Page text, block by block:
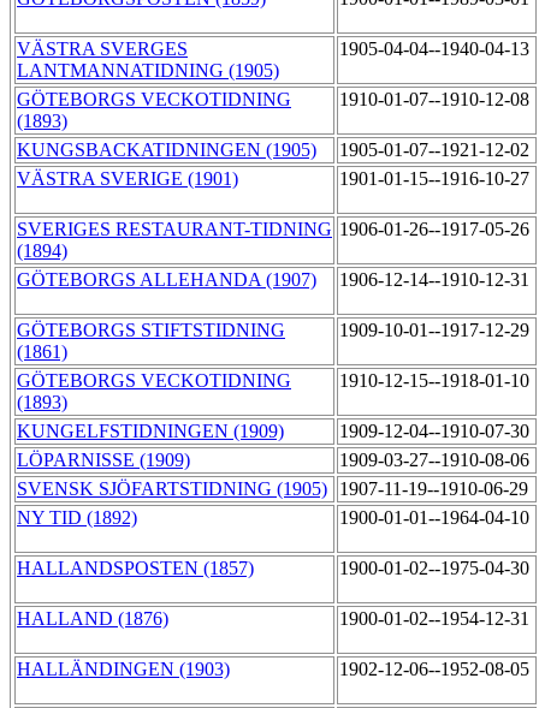
VÄSTRA SVERGES
LANTMANNATIDNING (1905)
1905-04-04--1940-04-13
GÖTEBORGS VECKOTIDNING
(1893)
1910-01-07--1910-12-08
KUNGSBACKATIDNINGEN (1905)
1905-01-07--1921-12-02
VÄSTRA SVERIGE (1901)
1901-01-15--1916-10-27
SVERIGES RESTAURANT-TIDNING
(1894)
1906-01-26--1917-05-26
GÖTEBORGS ALLEHANDA (1907) 1906-12-14--1910-12-31
GÖTEBORGS STIFTSTIDNING
(1861)
1909-10-01--1917-12-29
GÖTEBORGS VECKOTIDNING
(1893)
1910-12-15--1918-01-10
KUNGELFSTIDNINGEN (1909)
1909-12-04--1910-07-30
LÖPARNISSE (1909)
1909-03-27--1910-08-06
SVENSK SJÖFARTSTIDNING (1905)
1907-11-19--1910-06-29
NY TID (1892)
1900-01-01--1964-04-10
HALLANDSPOSTEN (1857) 1900-01-02--1975-04-30
HALLAND (1876) 1900-01-02--1954-12-31
HALLÄNDINGEN (1903) 1902-12-06--1952-08-05